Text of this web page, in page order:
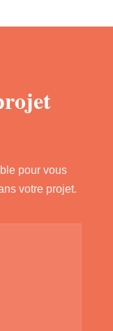
pour vous
votre projet.